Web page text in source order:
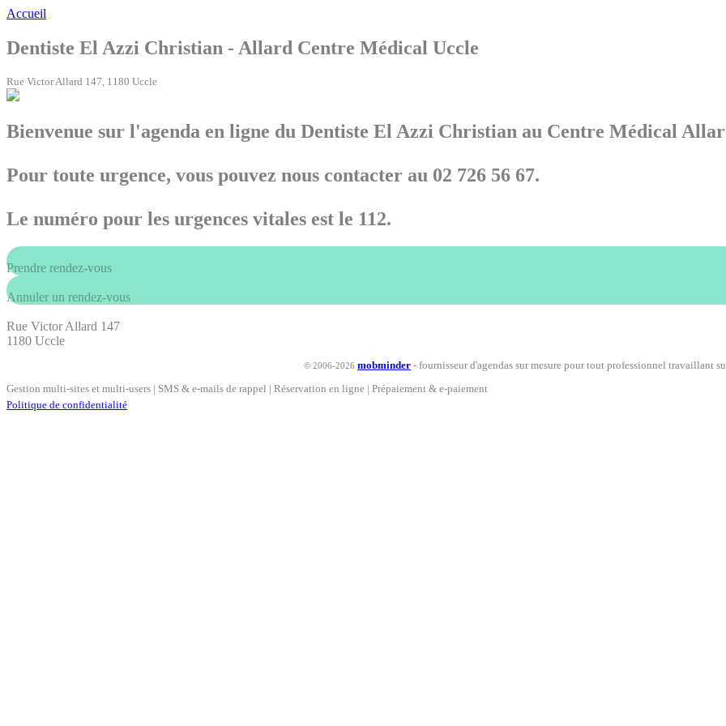
Accueil
Dentiste El Azzi Christian - Allard Centre Médical Uccle
Rue Victor Allard 147, 1180 Uccle
Bienvenue sur l'agenda en ligne du Dentiste El Azzi Christian au Centre Médical
Pour toute urgence, vous pouvez nous contacter au 02 726 56 67.
Le numéro pour les urgences vitales est le 112.
Prendre rendez-vous
Annuler un rendez-vous
Rue Victor Allard 147
1180 Uccle
© 2006-2026 mobminder - fournisseur d'agendas sur mesure pour tout professionnel travaillant
Gestion multi-sites et multi-users | SMS & e-mails de rappel | Réservation en ligne | Prépaiement & e-paiement
Politique de confidentialité